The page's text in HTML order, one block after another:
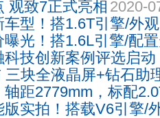
观致7正式亮相 2020-
型！搭1.6T引擎/外
曝光！搭1.6L引擎/配
技创新案例评选启
05-23
块全液晶屏+钻石助
距2779mm，标配
实拍！搭载V6引擎/